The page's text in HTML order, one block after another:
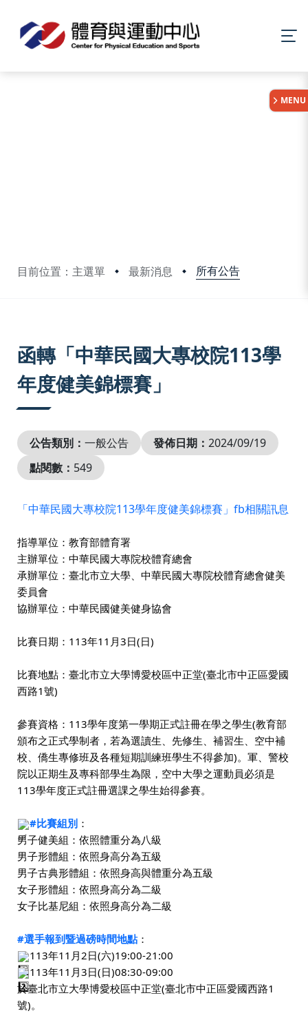
目前位置：主選單 最新消息 所有公告
MENU
函轉「中華民國大專校院113學
年度健美錦標賽」
公告類別： 一般公告 發佈日期： 2024/09/19
點閱數： 549
「中華民國大專校院113學年度健美錦標賽」fb相關訊息
指導單位：教育部體育署
主辦單位：中華民國大專院校體育總會
承辦單位：臺北市立大學、中華民國大專院校體育總會健美
委員會
協辦單位：中華民國健美健身協會
比賽日期：113年11月3日(日)
比賽地點：臺北市立大學博愛校區中正堂(臺北市中正區愛國
西路1號)
參賽資格：113學年度第一學期正式註冊在學之學生(教育部
頒布之正式學制者，若為選讀生、先修生、補習生、空中補
校、僑生專修班及各種短期訓練班學生不得參加)。軍、警校
院以正期生及專科部學生為限，空中大學之運動員必須是
113學年度正式註冊選課之學生始得參賽。
#比賽組別 ：
男子健美組：依照體重分為八級
男子形體組：依照身高分為五級
男子古典形體組：依照身高與體重分為五級
女子形體組：依照身高分為二級
女子比基尼組：依照身高分為二級
#選手報到暨過磅時間地點 ：
113年11月2日(六)19:00-21:00
113年11月3日(日)08:30-09:00
於臺北市立大學博愛校區中正堂(臺北市中正區愛國西路1
號)。